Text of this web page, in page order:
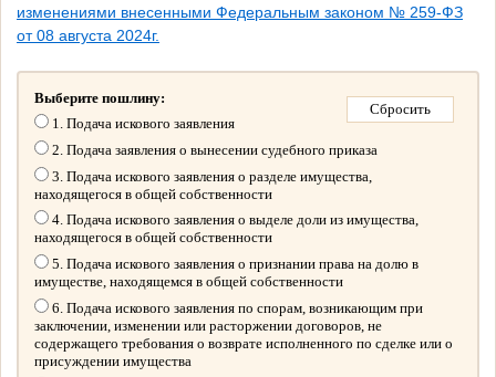
изменениями внесенными Федеральным законом № 259-ФЗ
от 08 августа 2024г.
Выберите пошлину:
1. Подача искового заявления
2. Подача заявления о вынесении судебного приказа
3. Подача искового заявления о разделе имущества,
находящегося в общей собственности
4. Подача искового заявления о выделе доли из имущества,
находящегося в общей собственности
5. Подача искового заявления о признании права на долю в
имуществе, находящемся в общей собственности
6. Подача искового заявления по спорам, возникающим при
заключении, изменении или расторжении договоров, не
содержащего требования о возврате исполненного по сделке или о
присуждении имущества